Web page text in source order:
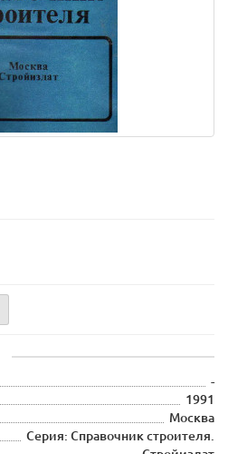
-
1991
Москва
Серия: Справочник строителя.